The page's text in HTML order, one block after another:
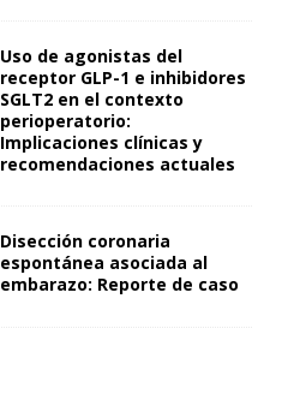
Uso de agonistas del
receptor GLP-1 e inhibidores
SGLT2 en el contexto
perioperatorio:
Implicaciones clínicas y
recomendaciones actuales
Disección coronaria
espontánea asociada al
embarazo: Reporte de caso